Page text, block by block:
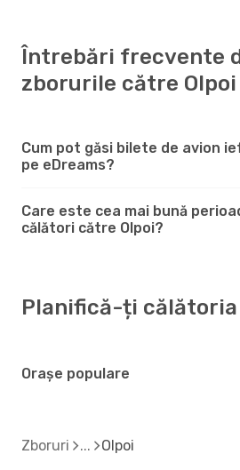
Întrebări frecvente
zborurile către Olpoi
Cum pot găsi bilete de avion
pe eDreams?
Care este cea mai bună
călători către Olpoi?
Planifică-ți călătoria
Orașe populare
Zboruri Olpoi